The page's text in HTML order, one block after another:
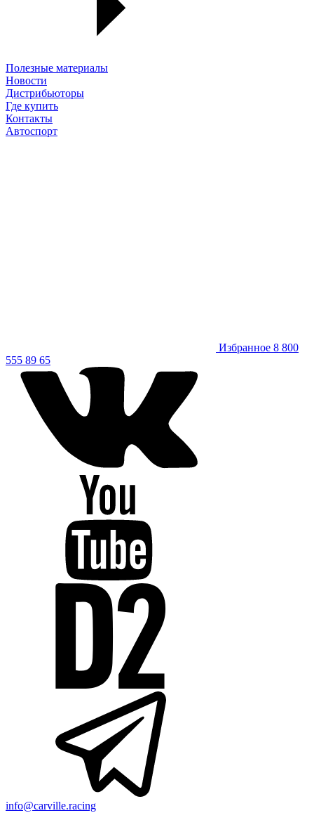
Полезные материалы
Новости
Дистрибьюторы
Где купить
Контакты
Автоспорт
Избранное 8 800
555 89 65
info@carville.racing